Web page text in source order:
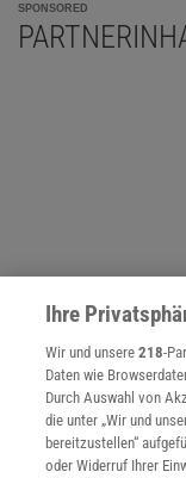
SPONSORED
Ihre
Wir und unsere218-
Daten wie
Durch Auswahl von
die unter „Wir und
bereitzustellen“
oder Widerruf Ihrer